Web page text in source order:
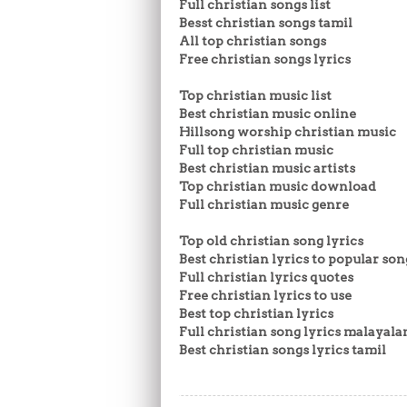
Full christian songs list
Besst christian songs tamil
All top christian songs
Free christian songs lyrics
Top christian music list
Best christian music online
Hillsong worship christian music
Full top christian music
Best christian music artists
Top christian music download
Full christian music genre
Top old christian song lyrics
Best christian lyrics to popular
Full christian lyrics quotes
Free christian lyrics to use
Best top christian lyrics
Full christian song lyrics
Best christian songs lyrics tamil